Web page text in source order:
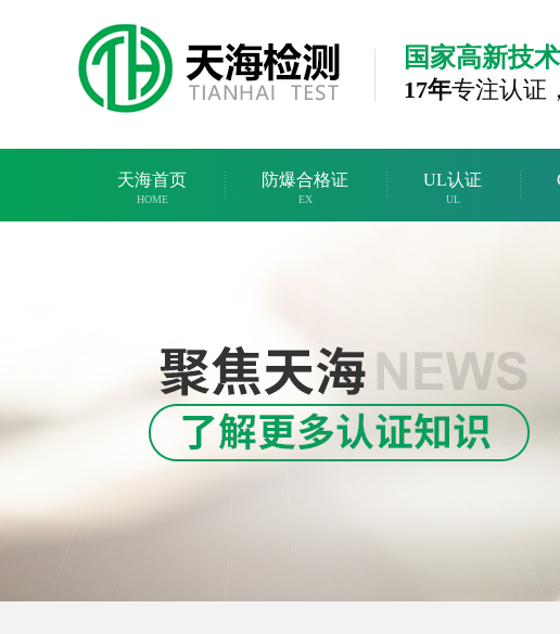
国家高新技
17年专注认证，
天海首页
HOME
防爆合格证
EX
UL认证
UL